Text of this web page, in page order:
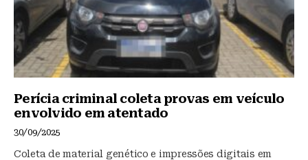
Perícia criminal coleta provas em veículo
envolvido em atentado
30/09/2025
Coleta de material genético e impressões digitais em